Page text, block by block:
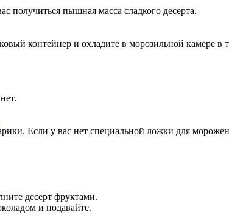
получиться пышная масса сладкого десерта.
контейнер и охладите в морозильной камере в
Если у вас нет специальной ложки для
десерт фруктами.
и подавайте.